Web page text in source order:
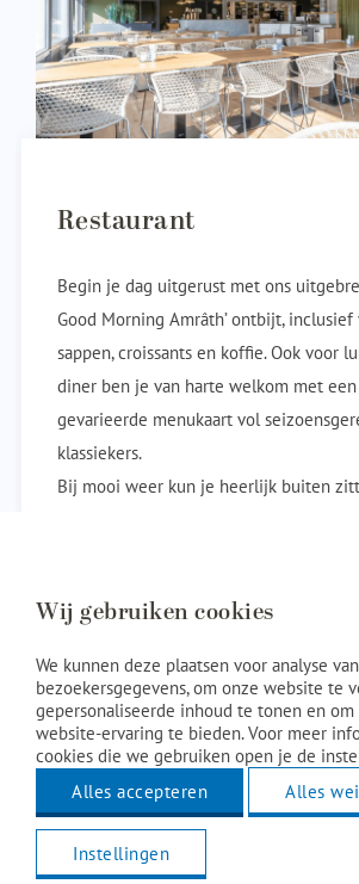
Restaurant
Begin je dag uitgerust met ons
Good Morning Amrâth’ ontbijt, inclusief
sappen, croissants en koffie. Ook voor
diner ben je van harte welkom met een
gevarieerde menukaart vol
klassiekers.
Bij mooi weer kun je heerlijk buiten
Bekijk restaurant
Wij gebruiken cookies
We kunnen deze plaatsen voor analyse
bezoekersgegevens, om onze website te
gepersonaliseerde inhoud te tonen en
website-ervaring te bieden. Voor meer
cookies die we gebruiken open je de
Alles accepteren
Alles
Instellingen